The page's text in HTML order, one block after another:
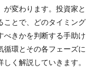
変わります。投資家と
ことで、どのタイミング
べきかを判断する手助け
循環とその各フェーズに
く解説していきます。